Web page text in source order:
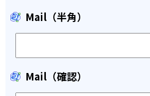
Mail（半角）
Mail（確認）